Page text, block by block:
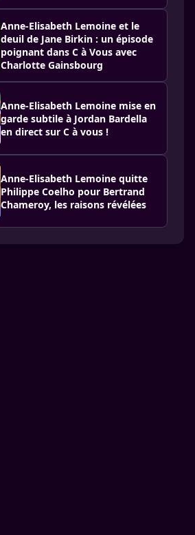
Anne-Elisabeth Lemoine et le
deuil de Jane Birkin : un épisode
poignant dans C à Vous avec
Charlotte Gainsbourg
Anne-Elisabeth Lemoine mise en
garde subtile à Jordan Bardella
en direct sur C à vous !
Anne-Elisabeth Lemoine quitte
Philippe Coelho pour Bertrand
Chameroy, les raisons révélées